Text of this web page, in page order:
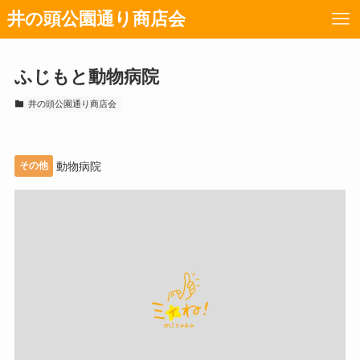
井の頭公園通り商店会
ふじもと動物病院
井の頭公園通り商店会
その他 動物病院